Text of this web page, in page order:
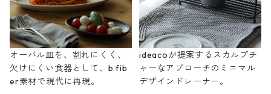
オーバル皿を、割れにくく、
欠けにくい食器として、b fib
er素材で現代に再現。
ideacoが提案するスカルプチ
ャーなアプローチのミニマル
デザインドレーナー。